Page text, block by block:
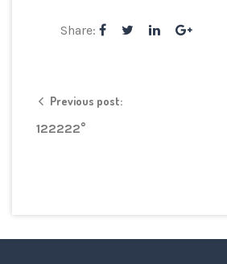
Share:
Previous post:
122222°